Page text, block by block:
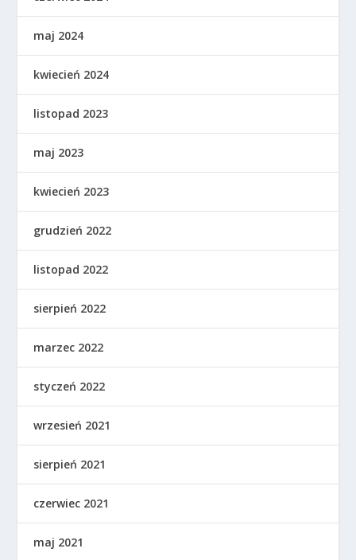
maj 2024
kwiecień 2024
listopad 2023
maj 2023
kwiecień 2023
grudzień 2022
listopad 2022
sierpień 2022
marzec 2022
styczeń 2022
wrzesień 2021
sierpień 2021
czerwiec 2021
maj 2021